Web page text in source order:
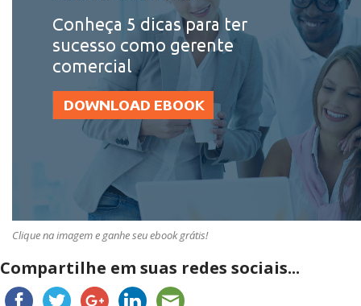
Clique na imagem e ganhe seu ebook grátis!
Compartilhe em suas redes sociais...